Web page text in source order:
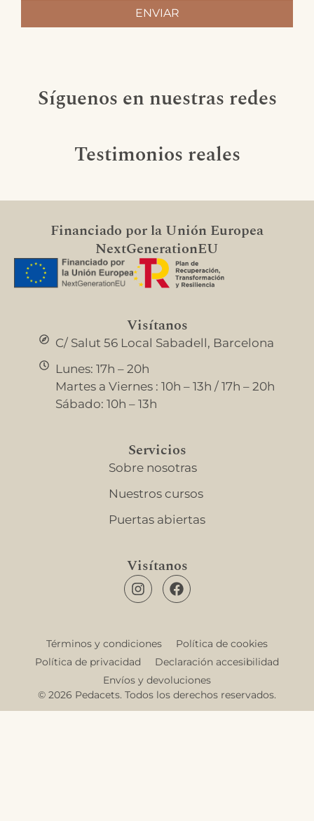
Síguenos en nuestras redes
Testimonios reales
Financiado por la Unión Europea
NextGenerationEU
Visítanos
C/ Salut 56 Local Sabadell, Barcelona
Lunes: 17h – 20h
Martes a Viernes : 10h – 13h / 17h – 20h
Sábado: 10h – 13h
Servicios
Sobre nosotras
Nuestros cursos
Puertas abiertas
Visítanos
© 2026 Pedacets. Todos los derechos reservados.
Términos y condiciones
Política de cookies
Política de privacidad
Declaración accesibilidad
Envíos y devoluciones